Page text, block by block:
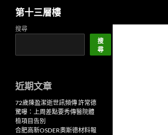
第十三層樓
搜尋
搜
尋
近期文章
72歲陳盈潔逝世訊頻傳 許常德
驚曝：上周差點要秀傳醫院體
檢項目告別
合肥高新OSDER奧斯德材料報